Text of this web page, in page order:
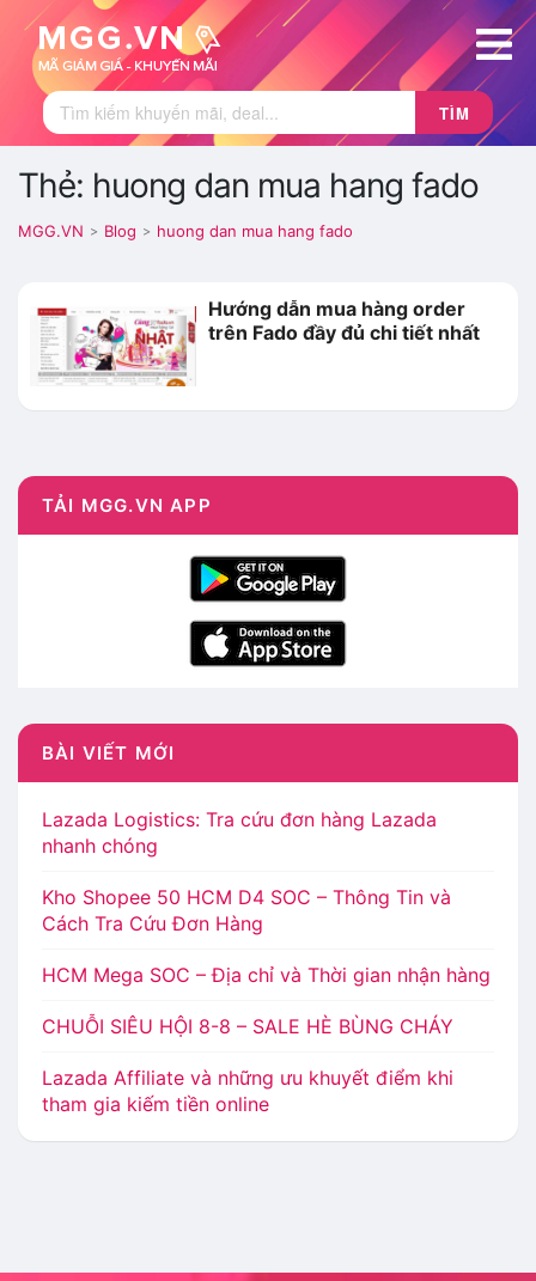
TÌM
Thẻ: huong dan mua hang fado
MGG.VN > Blog > huong dan mua hang fado
Hướng dẫn mua hàng order
trên Fado đầy đủ chi tiết nhất
TẢI MGG.VN APP
BÀI VIẾT MỚI
Lazada Logistics: Tra cứu đơn hàng Lazada
nhanh chóng
Kho Shopee 50 HCM D4 SOC – Thông Tin và
Cách Tra Cứu Đơn Hàng
HCM Mega SOC – Địa chỉ và Thời gian nhận hàng
CHUỖI SIÊU HỘI 8-8 – SALE HÈ BÙNG CHÁY
Lazada Affiliate và những ưu khuyết điểm khi
tham gia kiếm tiền online